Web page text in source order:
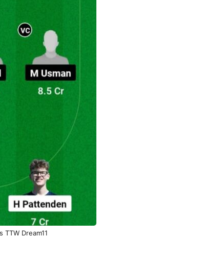
TTW Dream11